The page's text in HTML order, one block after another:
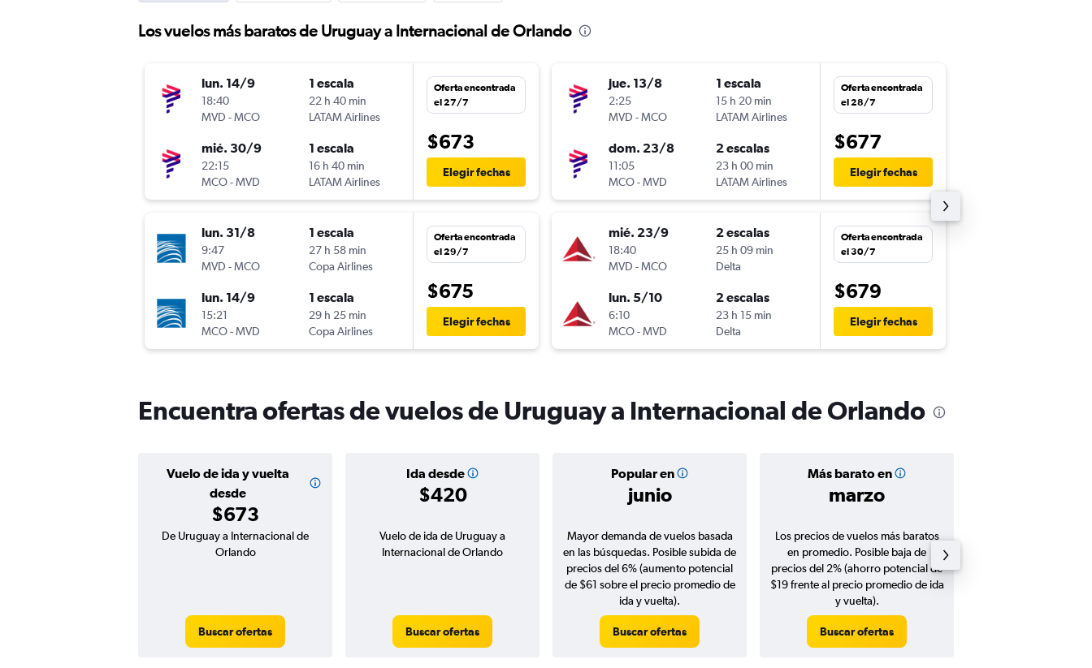
Los vuelos más baratos de Uruguay a Internacional de Orlando
lun. 14/9
18:40
MVD -MCO
1 escala
22 h 40 min
LATAM Airlines
mié. 30/9
22:15
MCO-MVD
1 escala
16 h 40 min
LATAM Airlines
Oferta encontrada
el 27/7
$673
Elegir fechas
lun. 31/8
9:47
MVD -MCO
1 escala
27 h 58 min
Copa Airlines
lun. 14/9
15:21
MCO-MVD
1 escala
29 h 25 min
Copa Airlines
Oferta encontrada
el 29/7
$675
Elegir fechas
jue. 13/8
2:25
MVD -MCO
1 escala
15 h 20 min
LATAM Airlines
dom. 23/8
11:05
MCO-MVD
2 escalas
23 h 00 min
LATAM Airlines
Oferta encontrada
el 28/7
$677
Elegir fechas
mié. 23/9
18:40
MVD -MCO
2 escalas
25 h 09 min
Delta
lun. 5/10
6:10
MCO-MVD
2 escalas
23 h 15 min
Delta
Oferta encontrada
el 30/7
$679
Elegir fechas
Encuentra ofertas de vuelos de Uruguay a Internacional de Orlando
Vuelo de ida y vuelta
desde
$673
Ida desde
$420
Popular en
junio
Más barato en
marzo
De Uruguay a Internacional de
Orlando
Buscar ofertas
Vuelo de ida de Uruguay a
Internacional de Orlando
Buscar ofertas
Mayor demanda de vuelos basada
en las búsquedas. Posible subida de
precios del 6% (aumento potencial
de $61 sobre el precio promedio de
ida y vuelta).
Buscar ofertas
Los precios de vuelos más baratos
en promedio. Posible baja de
precios del 2% (ahorro potencial de
$19 frente al precio promedio de ida
y vuelta).
Buscar ofertas